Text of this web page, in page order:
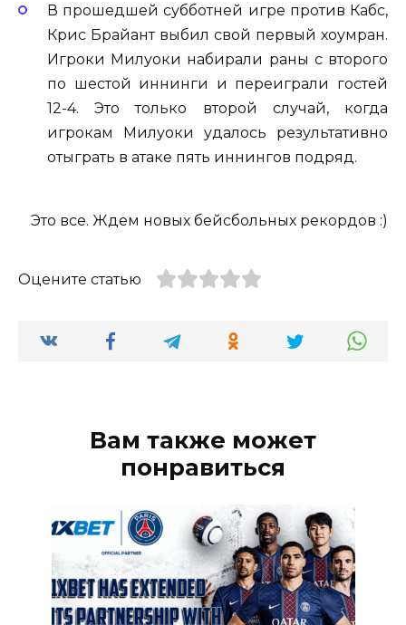
В прошедшей субботней игре против Кабс,
Крис Брайант выбил свой первый хоумран.
Игроки Милуоки набирали раны с второго
по шестой иннинги и переиграли гостей
12-4. Это только второй случай, когда
игрокам Милуоки удалось результативно
отыграть в атаке пять иннингов подряд.
Это все. Ждем новых бейсбольных рекордов :)
Оцените статью
Вам также может
понравиться